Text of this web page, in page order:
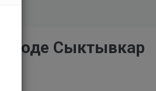
Сыктывкар